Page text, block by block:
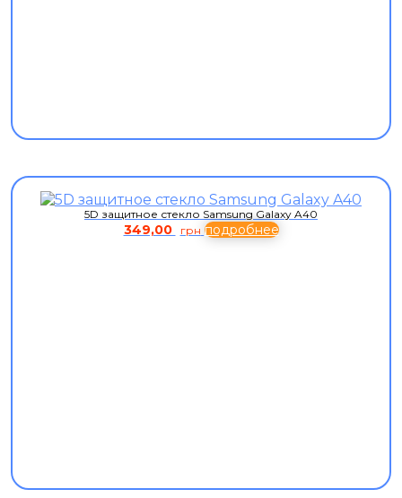
5D защитное стекло Samsung Galaxy A40
349,00 грн подробнее